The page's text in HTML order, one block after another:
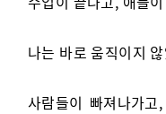
나는 바로 움직이지
사람들이 빠져나가